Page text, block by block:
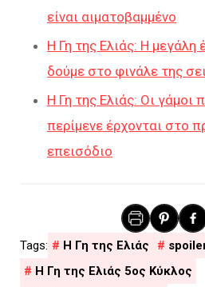
είναι αιματοβαμμένο
Η Γη της Ελιάς: Η μεγάλη
δούμε στο φινάλε της
Η Γη της Ελιάς: Οι γάμοι
περίμενε έρχονται στο
επεισόδιο
H Γη της Ελιάς
Η Γη της Ελιάς 5ος Κύκλος